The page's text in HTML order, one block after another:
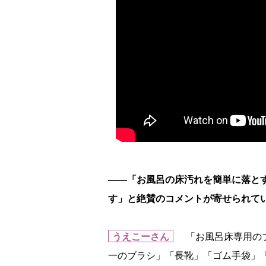
――「お風呂の床汚れを簡単に落と
す」と絶賛のコメントが寄せられて
うえこーさん
「お風呂床専用の
一のブラシ」「長靴」「ゴム手袋」